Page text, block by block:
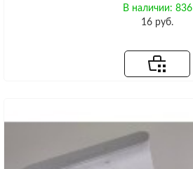
В наличии: 836
16 руб.